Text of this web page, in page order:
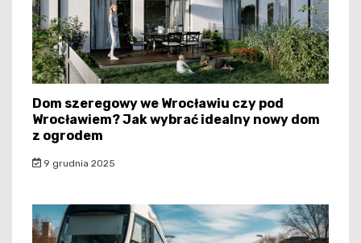
Dom szeregowy we Wrocławiu czy pod
Wrocławiem? Jak wybrać idealny nowy dom
z ogrodem
9 grudnia 2025